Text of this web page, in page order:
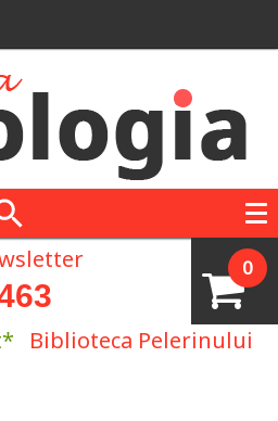
0
Biblioteca Pelerinului